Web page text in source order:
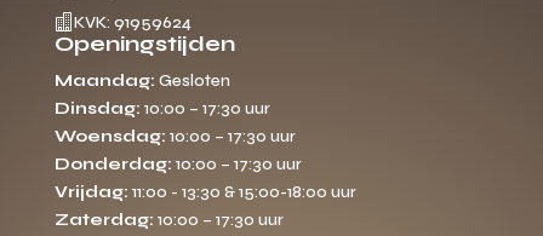
 KVK: 91959624
Openingstijden
Maandag: Gesloten
Dinsdag: 10:00 – 17:30 uur
Woensdag: 10:00 – 17:30 uur
Donderdag: 10:00 – 17:30 uur
Vrijdag: 11:00 - 13:30 & 15:00-18:00 uur
Zaterdag: 10:00 – 17:30 uur